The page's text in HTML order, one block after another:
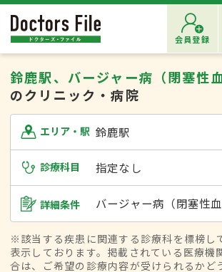
会員登録
鈴鹿駅、バージャー病（閉塞性
のクリニック・病院
エリア・駅 鈴鹿駅
診療科目 指定なし
詳細条件
※該当する疾患に関連する診療科を標榜し
表示しております。掲載されている医療機
合は、ご希望の診療内容が受けられるかど